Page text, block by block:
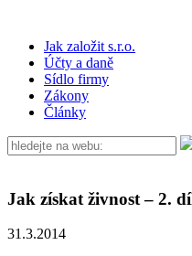
Jak založit s.r.o.
Účty a daně
Sídlo firmy
Zákony
Články
Jak získat živnost – 2.
31.3.2014